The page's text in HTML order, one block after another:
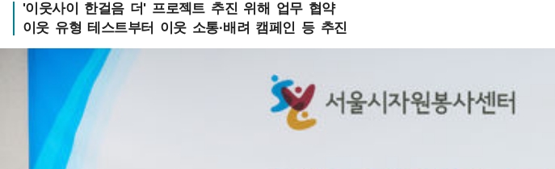
'이웃사이 한걸음 더' 프로젝트 추진 위해 업무 협약
이웃 유형 테스트부터 이웃 소통·배려 캠페인 등 추진